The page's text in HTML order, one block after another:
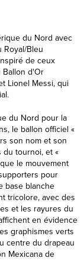
du Nord avec
Royal/Bleu
de ceux
d'Or
Lionel Messi, qui
du Nord pour la
le ballon officiel «
son nom et son
du tournoi, et «
le mouvement
pour
base blanche
tricolore, avec des
et les rayures du
en évidence
graphismes verts
centre du drapeau
Mexicana de